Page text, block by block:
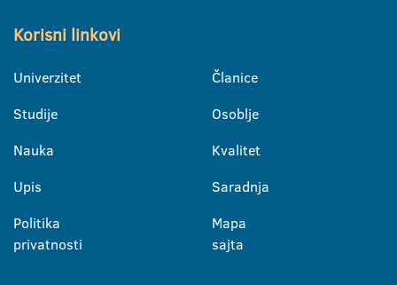
Korisni linkovi
Univerzitet
Studije
Nauka
Upis
Politika
privatnosti
Članice
Osoblje
Kvalitet
Saradnja
Mapa
sajta